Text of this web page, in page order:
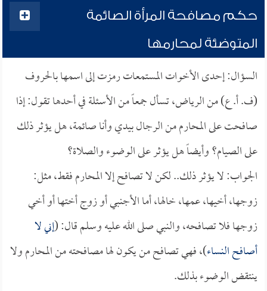
حكم مصافحة المرأة الصائمة
المتوضئة لمحارمها
السؤال: إحدى الأخوات المستمعات رمزت إلى اسمها بالحروف
(ف. أ. ع) من الرياض، تسأل جمعاً من الأسئلة في أحدها تقول: إذا
صافحت على المحارم من الرجال بيدي وأنا صائمة، هل يؤثر ذلك
على الصيام؟ وأيضاً هل يؤثر على الوضوء والصلاة؟
الجواب: لا يؤثر ذلك.. لكن لا تصافح إلا المحارم فقط، مثل:
زوجها، أخيها، عمها، خالها، أما الأجنبي أو زوج أختها أو أخي
زوجها فلا تصافحه، والنبي صلى الله عليه وسلم قال: (إني لا
أصافح النساء)، فهي تصافح من يكون لها مصافحته من المحارم ولا
ينتقض الوضوء بذلك.